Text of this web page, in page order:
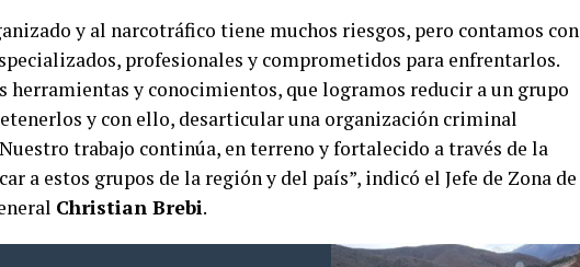
y al narcotráfico tiene muchos riesgos, pero contamos con
profesionales y comprometidos para enfrentarlos.
herramientas y conocimientos, que logramos reducir a un grupo
y con ello, desarticular una organización criminal
trabajo continúa, en terreno y fortalecido a través de la
a estos grupos de la región y del país”, indicó el Jefe de Zona de
Christian Brebi.